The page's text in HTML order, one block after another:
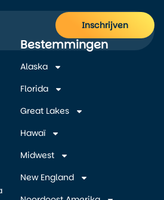
Bestemmingen
Alaska
Florida
Great Lakes
Hawaï
Midwest
New England
Inschrijven